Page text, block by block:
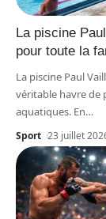
La piscine
pour toute la
La piscine Paul
véritable havre de
aquatiques. En…
Sport 23 juillet